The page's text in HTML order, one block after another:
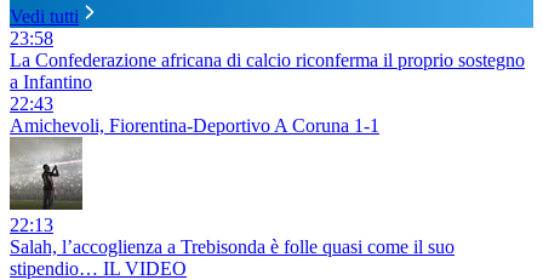
Vedi tutti
23:58
La Confederazione africana di calcio riconferma il proprio sostegno
a Infantino
22:43
Amichevoli, Fiorentina-Deportivo A Coruna 1-1
22:13
Salah, l’accoglienza a Trebisonda è folle quasi come il suo
stipendio… IL VIDEO